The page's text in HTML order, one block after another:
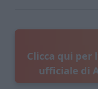
Clicca qui per
ufficiale di